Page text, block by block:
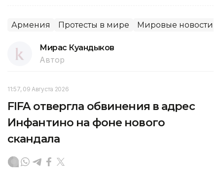
Армения Протесты в мире Мировые новости
Мирас Куандыков
Автор
11:57, 09 Августа 2026
FIFA отвергла обвинения в адрес
Инфантино на фоне нового
скандала